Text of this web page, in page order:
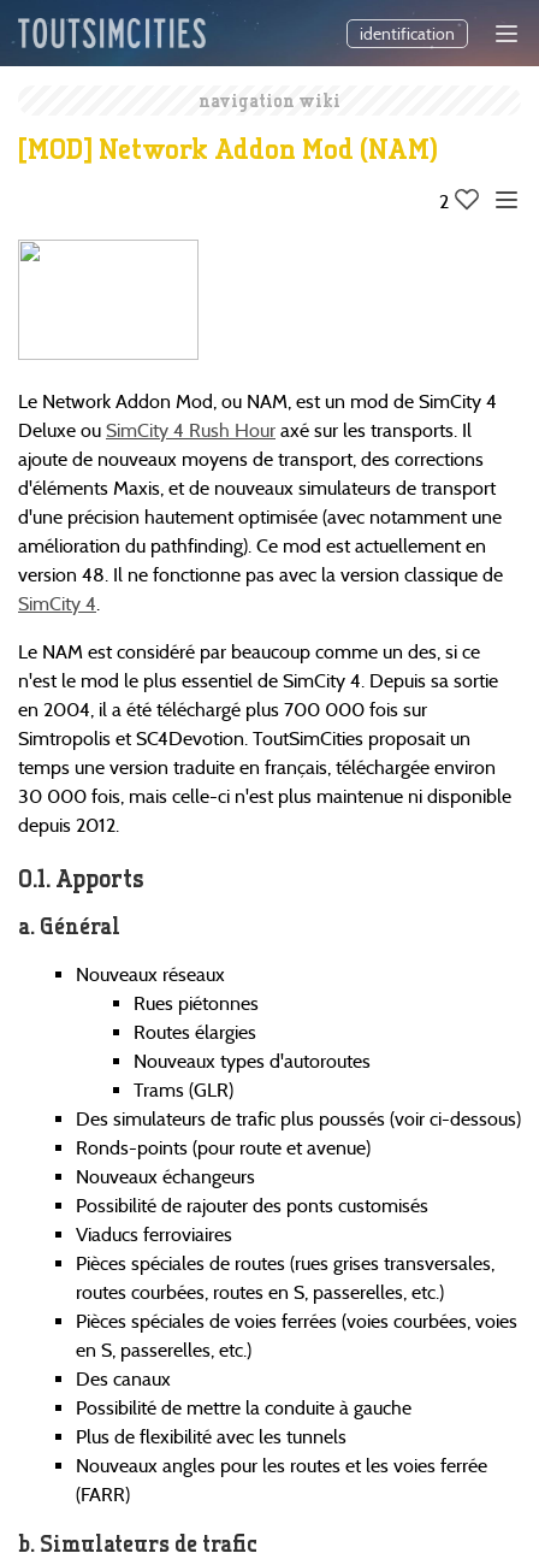
identification
navigation wiki
[MOD] Network Addon Mod (NAM)
2
Le Network Addon Mod, ou NAM, est un mod de SimCity 4
Deluxe ou SimCity 4 Rush Hour axé sur les transports. Il
ajoute de nouveaux moyens de transport, des corrections
d'éléments Maxis, et de nouveaux simulateurs de transport
d'une précision hautement optimisée (avec notamment une
amélioration du pathfinding). Ce mod est actuellement en
version 48. Il ne fonctionne pas avec la version classique de
SimCity 4.
Le NAM est considéré par beaucoup comme un des, si ce
n'est le mod le plus essentiel de SimCity 4. Depuis sa sortie
en 2004, il a été téléchargé plus 700 000 fois sur
Simtropolis et SC4Devotion. ToutSimCities proposait un
temps une version traduite en français, téléchargée environ
30 000 fois, mais celle-ci n'est plus maintenue ni disponible
depuis 2012.
Apports
Général
Nouveaux réseaux
Rues piétonnes
Routes élargies
Nouveaux types d'autoroutes
Trams (GLR)
Des simulateurs de trafic plus poussés (voir ci-dessous)
Ronds-points (pour route et avenue)
Nouveaux échangeurs
Possibilité de rajouter des ponts customisés
Viaducs ferroviaires
Pièces spéciales de routes (rues grises transversales,
routes courbées, routes en S, passerelles, etc.)
Pièces spéciales de voies ferrées (voies courbées, voies
en S, passerelles, etc.)
Des canaux
Possibilité de mettre la conduite à gauche
Plus de flexibilité avec les tunnels
Nouveaux angles pour les routes et les voies ferrée
(FARR)
Simulateurs de trafic